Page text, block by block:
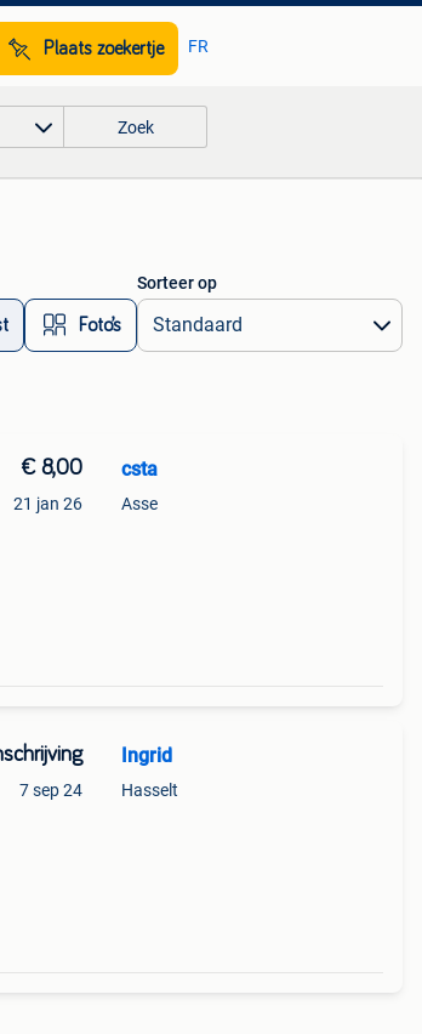
Plaats zoekertje FR
Zoek
Foto’s
Sorteer op
€ 8,00
21 jan 26
csta
Asse
7 sep 24
Ingrid
Hasselt